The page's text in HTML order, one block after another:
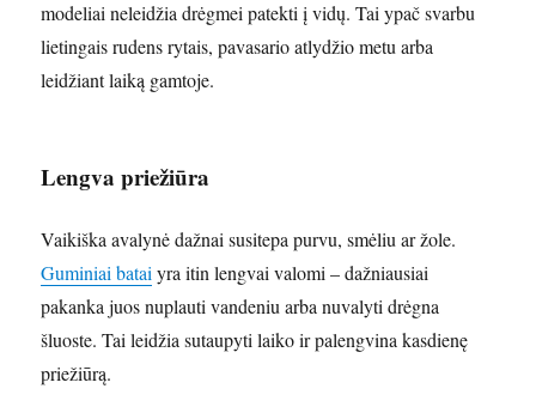
modeliai neleidžia drėgmei patekti į vidų. Tai ypač svarbu
lietingais rudens rytais, pavasario atlydžio metu arba
leidžiant laiką gamtoje.
Lengva priežiūra
Vaikiška avalynė dažnai susitepa purvu, smėliu ar žole.
Guminiai batai yra itin lengvai valomi – dažniausiai
pakanka juos nuplauti vandeniu arba nuvalyti drėgna
šluoste. Tai leidžia sutaupyti laiko ir palengvina kasdienę
priežiūrą.